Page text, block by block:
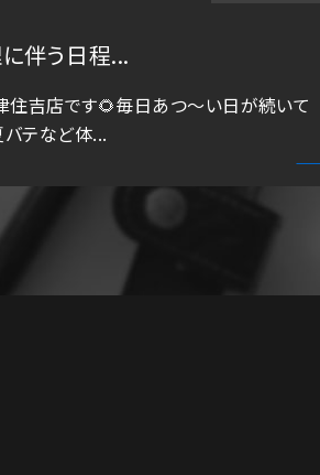
伴う日程...
住吉店です🌻毎日あつ～い日が続いて
テなど体...